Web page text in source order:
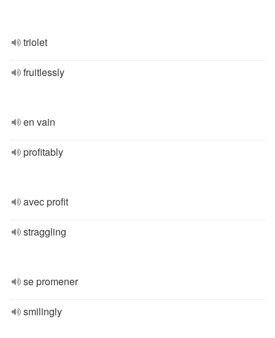
triolet
fruitlessly
en vain
profitably
avec profit
straggling
se promener
smilingly